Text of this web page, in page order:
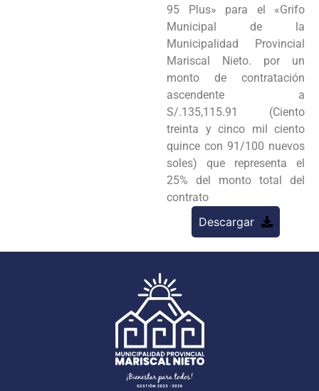
95 Plus» para el «Grifo
Municipal de la
Municipalidad Provincial
Mariscal Nieto. por un
monto de contratación
ascendente a
S/.135,115.91 (Ciento
treinta y cinco mil ciento
quince con 91/100 nuevos
soles) que representa el
25% del monto total del
contrato
Descargar